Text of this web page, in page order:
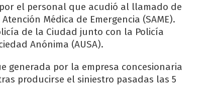
el personal que acudió al llamado de
Médica de Emergencia (SAME).
de la Ciudad junto con la Policía
Anónima (AUSA).
generada por la empresa concesionaria
producirse el siniestro pasadas las 5